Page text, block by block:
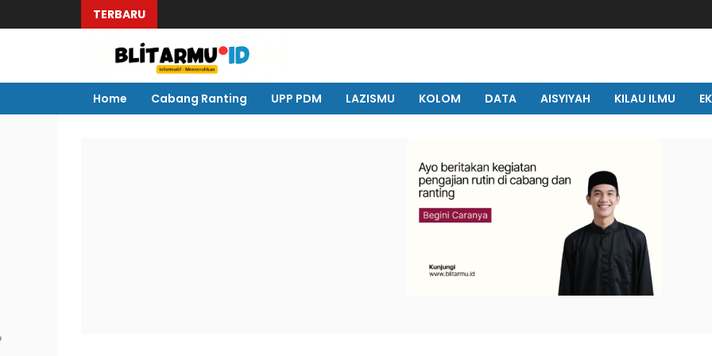
TERBARU
Home Cabang Ranting UPP PDM LAZISMU KOLOM DATA AISYIYAH KILAU ILMU